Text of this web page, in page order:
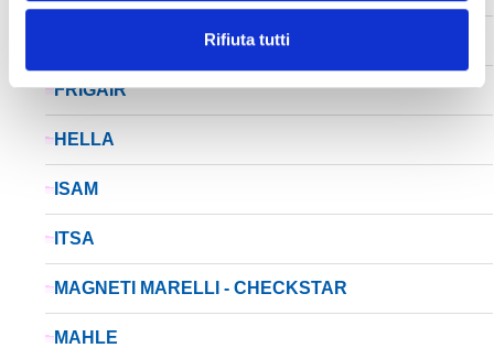
Rifiuta tutti
FRIGAIR
HELLA
ISAM
ITSA
MAGNETI MARELLI - CHECKSTAR
MAHLE